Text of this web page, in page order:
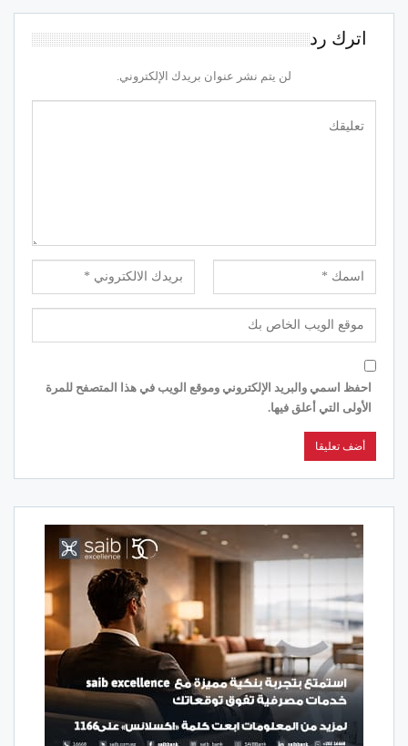
اترك رد
لن يتم نشر عنوان بريدك الإلكتروني.
احفظ اسمي والبريد الإلكتروني وموقع الويب في هذا المتصفح للمرة
الأولى التي أعلق فيها.